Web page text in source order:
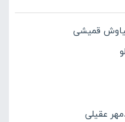
قمیشی
عقیلی